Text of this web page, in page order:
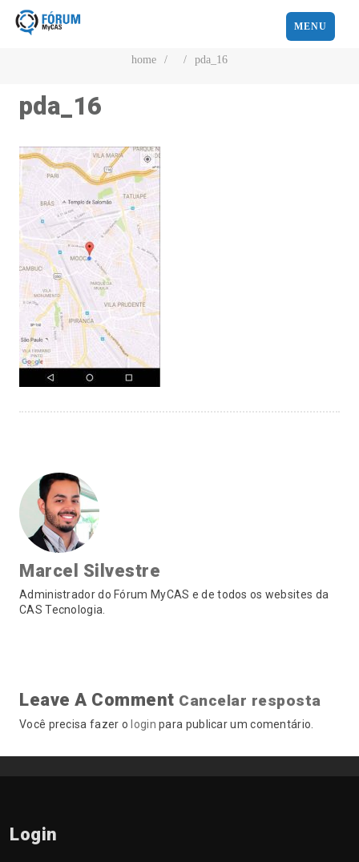
MENU
home / / pda_16
pda_16
Marcel Silvestre
Administrador do Fórum MyCAS e de todos os websites da
CAS Tecnologia.
Leave A Comment Cancelar resposta
Você precisa fazer o login para publicar um comentário.
Login